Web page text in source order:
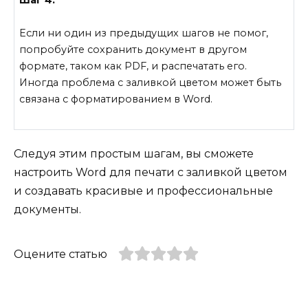
Если ни один из предыдущих шагов не помог,
попробуйте сохранить документ в другом
формате, таком как PDF, и распечатать его.
Иногда проблема с заливкой цветом может быть
связана с форматированием в Word.
Следуя этим простым шагам, вы сможете
настроить Word для печати с заливкой цветом
и создавать красивые и профессиональные
документы.
Оцените статью